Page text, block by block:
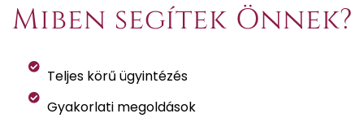
Miben segítek Önnek?
Teljes körű ügyintézés
Gyakorlati megoldások